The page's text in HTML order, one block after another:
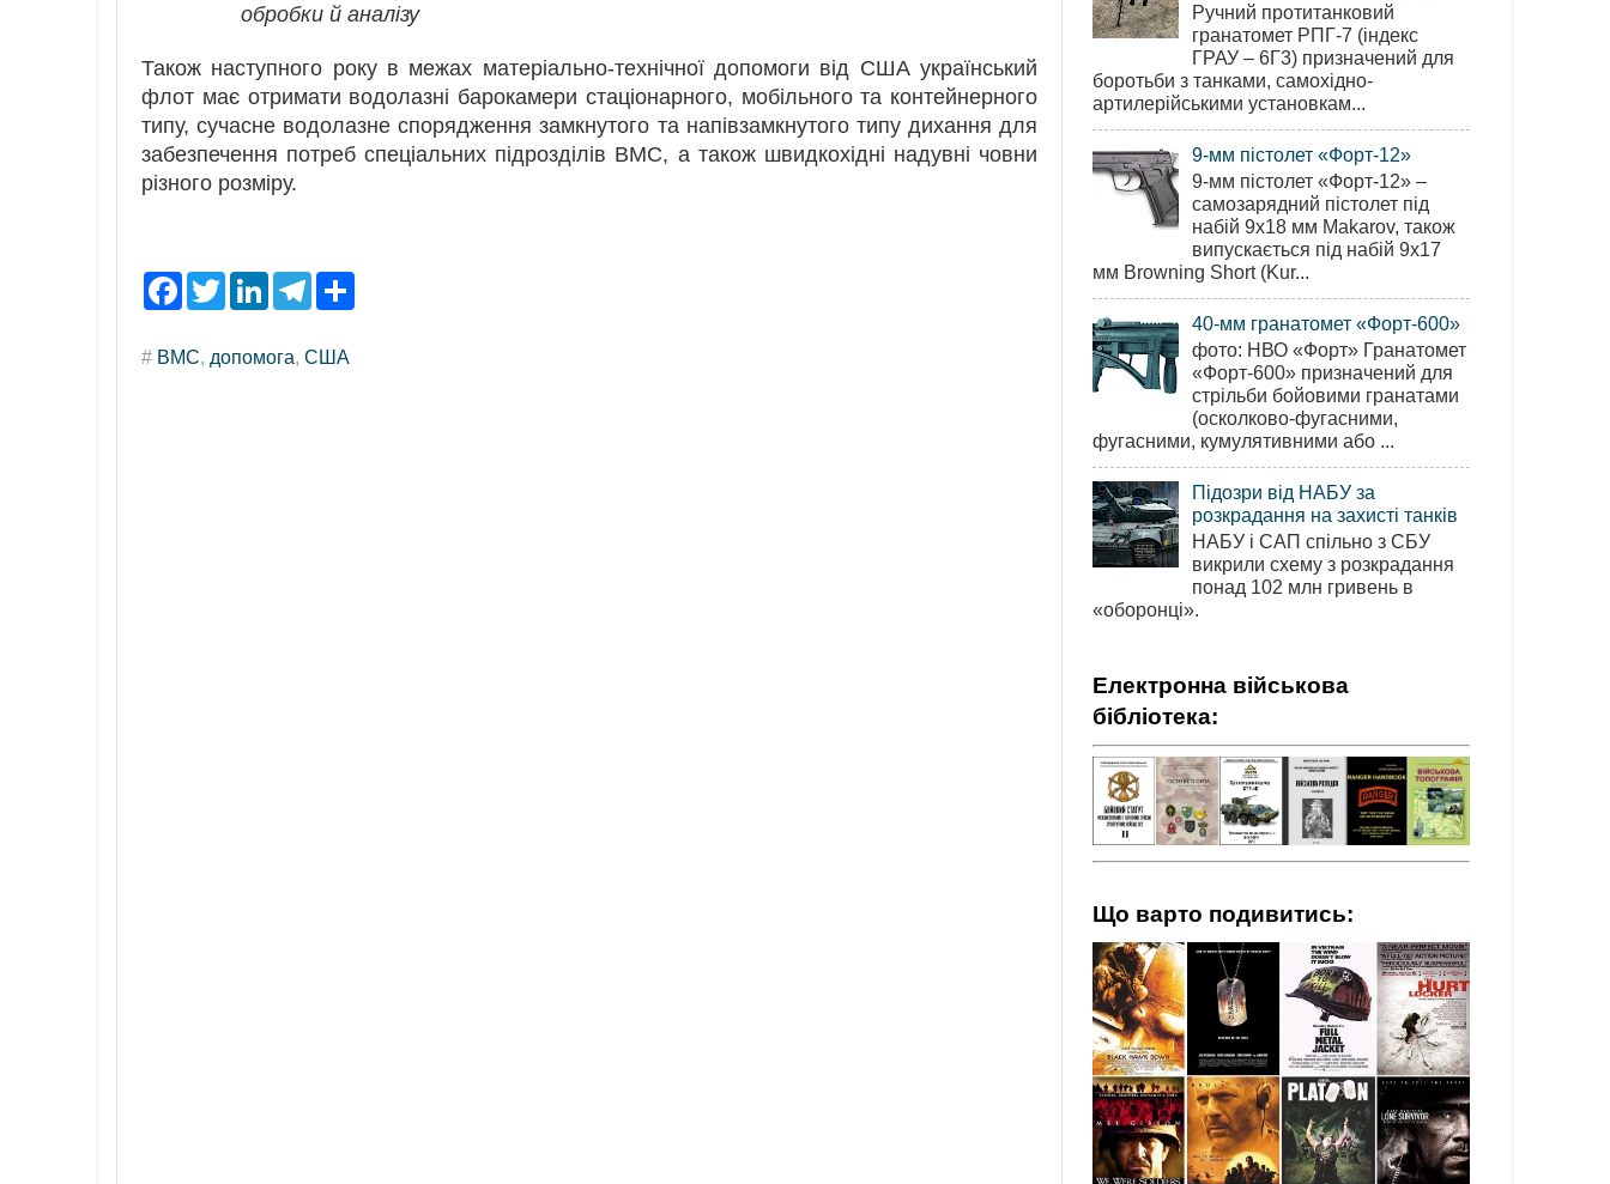
обробки й аналізу
Також наступного року в межах матеріально-технічної допомоги від США український
флот має отримати водолазні барокамери стаціонарного, мобільного та контейнерного
типу, сучасне водолазне спорядження замкнутого та напівзамкнутого типу дихання для
забезпечення потреб спеціальних підрозділів ВМС, а також швидкохідні надувні човни
різного розміру.
F
a
b
T
w
t
L
e
T
g
# ВМС, допомога, США
Ручний протитанковий
гранатомет РПГ-7 (індекс
ГРАУ – 6Г3) призначений для
боротьби з танками, самохідно-
артилерійськими установкам...
9-мм пістолет «Форт-12»
9-мм пістолет «Форт-12» –
самозарядний пістолет під
набій 9х18 мм Makarov, також
випускається під набій 9х17
мм Browning Short (Kur...
40-мм гранатомет «Форт-600»
фото: НВО «Форт» Гранатомет
«Форт-600» призначений для
стрільби бойовими гранатами
(осколково-фугасними,
фугасними, кумулятивними або ...
Підозри від НАБУ за
розкрадання на захисті танків
НАБУ і САП спільно з СБУ
викрили схему з розкрадання
понад 102 млн гривень в
«оборонці».
Електронна військова
бібліотека:
Що варто подивитись: